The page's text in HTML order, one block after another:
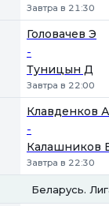
Завтра в 21:30
Головачев Э
-
Туницын Д
Завтра в 22:00
Клавденков А
-
Калашников
Завтра в 22:30
Беларусь.